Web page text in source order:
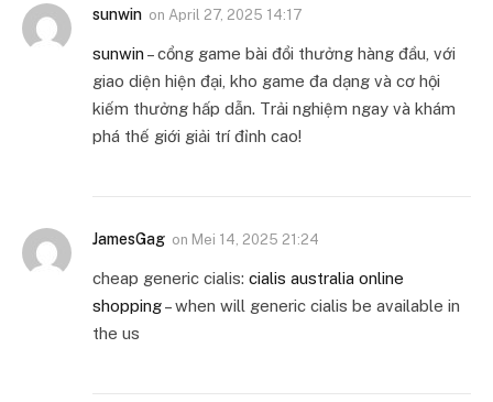
sunwin on April 27, 2025 14:17
sunwin – cổng game bài đổi thưởng hàng đầu, với
giao diện hiện đại, kho game đa dạng và cơ hội
kiếm thưởng hấp dẫn. Trải nghiệm ngay và khám
phá thế giới giải trí đỉnh cao!
JamesGag on Mei 14, 2025 21:24
cheap generic cialis: cialis australia online
shopping– when will generic cialis be available in
the us